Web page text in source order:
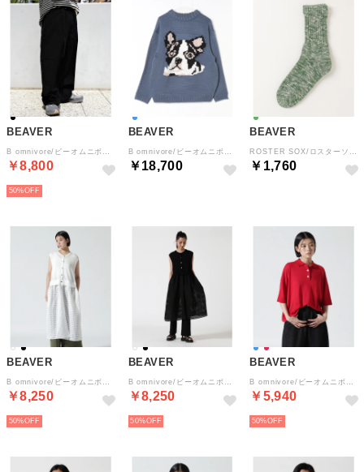
BEAVER
￥8,800
50%
BEAVER
￥18,700
BEAVER
￥1,760
BEAVER
￥8,250
50%
BEAVER
￥8,250
50%
BEAVER
￥5,940
50%